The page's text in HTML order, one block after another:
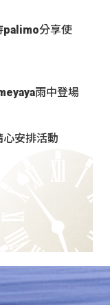
palimo分享使
雨中登場
安排活動